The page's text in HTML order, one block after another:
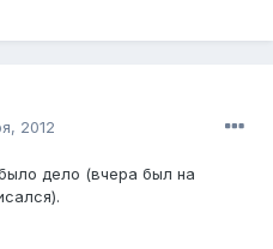
2012
дело (вчера был на